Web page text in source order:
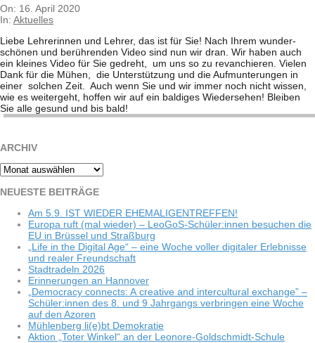
2020-
04-
On: 16. April 2020
In: Aktuelles
Liebe Leh­re­rin­nen und Leh­rer, das ist für Sie! Nach Ihrem wun­der­
schö­nen und berüh­ren­den Video sind nun wir dran. Wir haben auch
ein klei­nes Video für Sie gedreht, um uns so zu revan­chie­ren. Vie­len
Dank für die Mühen, die Unter­stüt­zung und die Auf­mun­te­run­gen in
einer sol­chen Zeit. Auch wenn Sie und wir immer noch nicht wis­sen,
wie es wei­ter­geht, hof­fen wir auf ein bal­di­ges Wie­der­se­hen! Blei­ben
Sie alle gesund und bis bald!
ARCHIV
Archiv
NEU­ESTE BEITRÄGE
Am 5.9. IST WIEDER EHEMALIGENTREFFEN!
Europa ruft (mal wie­der) – LeoGoS-Schüler:innen besu­chen die
EU in Brüs­sel und Straßburg
„Life in the Digi­tal Age“ – eine Woche vol­ler digi­ta­ler Erleb­nisse
und rea­ler Freundschaft
Stadt­ra­deln 2026
Erin­ne­run­gen an Hannover
„Demo­cracy con­nects: A crea­tive and inter­cul­tu­ral exch­ange” –
Schüler:innen des 8. und 9 Jahr­gangs ver­brin­gen eine Woche
auf den Azoren
Müh­len­berg li(e)bt Demokratie
Aktion „Toter Win­kel“ an der Leonore-Goldschmidt-Schule